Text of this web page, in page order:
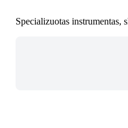
Specializuotas